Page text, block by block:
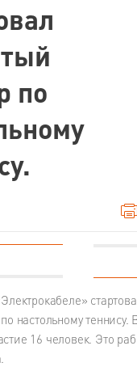
по
настольному теннису.
16 человек. Это